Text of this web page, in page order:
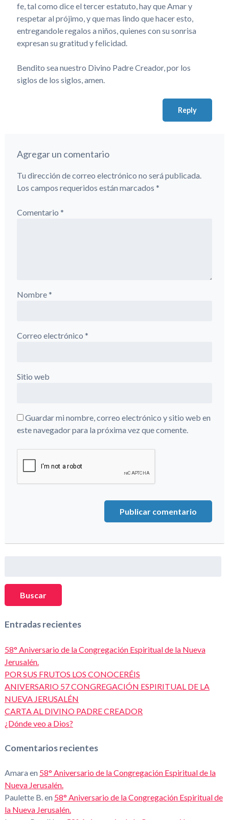
fe, tal como dice el tercer estatuto, hay que Amar y
respetar al prójimo, y que mas lindo que hacer esto,
entregandole regalos a niños, quienes con su sonrisa
expresan su gratitud y felicidad.
Bendito sea nuestro Divino Padre Creador, por los
siglos de los siglos, amen.
Reply
Agregar un comentario
Tu dirección de correo electrónico no será publicada.
Los campos requeridos están marcados *
Comentario *
Nombre*
Correo electrónico *
Sitio web
Guardar mi nombre, correo electrónico y sitio web en
este navegador para la próxima vez que comente.
Buscar
Entradas recientes
58° Aniversario de la Congregación Espiritual de la Nueva
Jerusalén.
POR SUS FRUTOS LOS CONOCERÉIS
ANIVERSARIO 57 CONGREGACIÓN ESPIRITUAL DE LA
NUEVA JERUSALÉN
CARTA AL DIVINO PADRE CREADOR
¿Dónde veo a Dios?
Comentarios recientes
Amara en 58° Aniversario de la Congregación Espiritual de la
Nueva Jerusalén.
Paulette B.en 58° Aniversario de la Congregación Espiritual de
la Nueva Jerusalén.